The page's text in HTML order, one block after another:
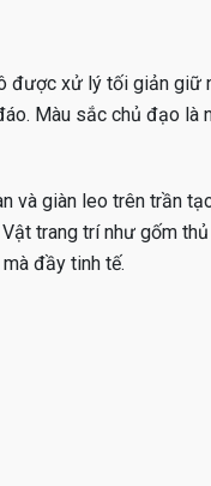
được xử lý tối giản giữ
Màu sắc chủ đạo là
và giàn leo trên trần
trang trí như gốm
đầy tinh tế.